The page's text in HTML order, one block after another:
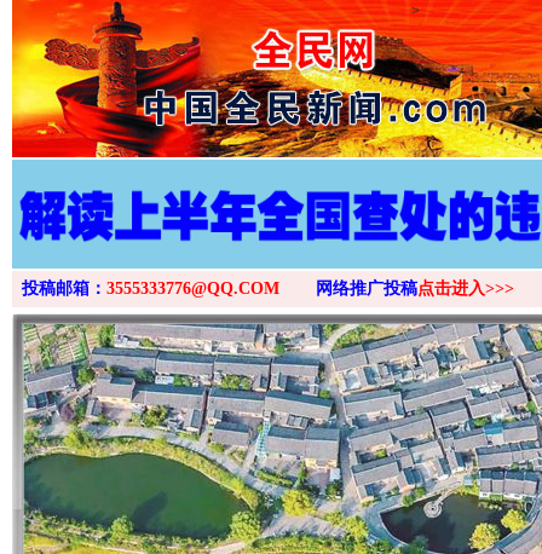
>
投稿邮箱： 3555333776@QQ.COM 网络推广投稿点击进入>>>